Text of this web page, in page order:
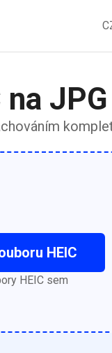
na JPG
HEIC
HEIC sem